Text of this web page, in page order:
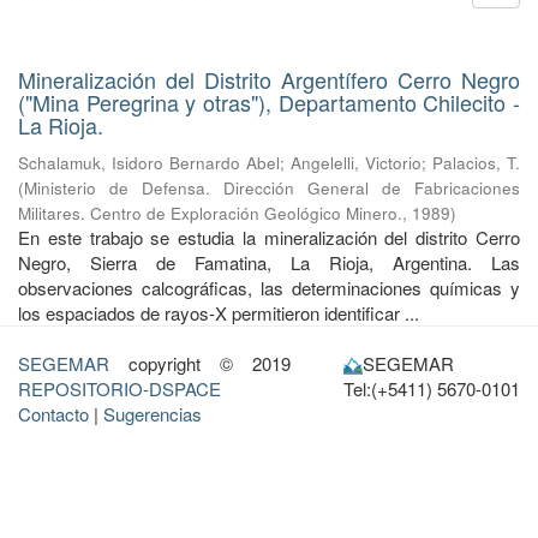
Mineralización del Distrito Argentífero Cerro Negro
("Mina Peregrina y otras"), Departamento Chilecito -
La Rioja.
Schalamuk, Isidoro Bernardo Abel; Angelelli, Victorio; Palacios, T.
(Ministerio de Defensa. Dirección General de Fabricaciones
Militares. Centro de Exploración Geológico Minero., 1989)
En este trabajo se estudia la mineralización del distrito Cerro
Negro, Sierra de Famatina, La Rioja, Argentina. Las
observaciones calcográficas, las determinaciones químicas y
los espaciados de rayos-X permitieron identificar ...
SEGEMAR copyright © 2019
REPOSITORIO-DSPACE
Contacto | Sugerencias
SEGEMAR
Tel:(+5411) 5670-0101